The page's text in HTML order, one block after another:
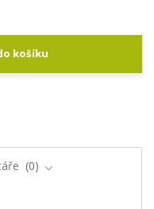
košíku
0